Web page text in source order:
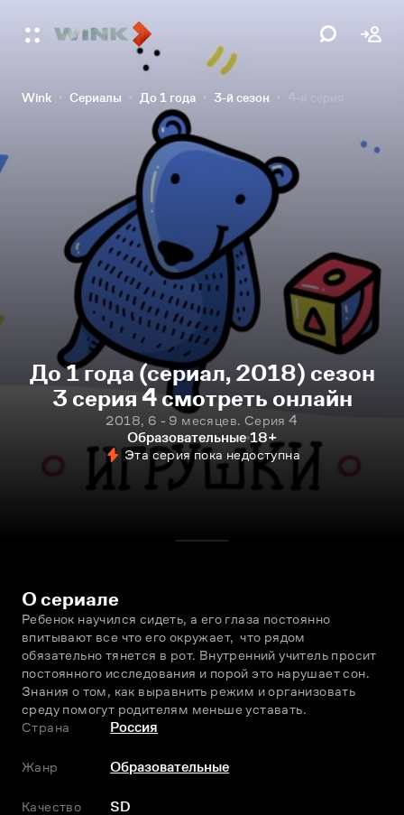
Wink Сериалы До 1 года 3-й сезон
До 1 года (сериал, 2018) сезон
3 серия 4 смотреть онлайн
2018, 6 - 9 месяцев. Серия 4
Образовательные 18+
Эта серия пока недоступна
О сериале
Ребенок научился сидеть, а его глаза постоянно
впитывают все что его окружает,  что рядом
обязательно тянется в рот. Внутренний учитель просит
постоянного исследования и порой это нарушает сон.
Знания о том, как выравнить режим и организовать
среду помогут родителям меньше уставать.
Страна
Россия
Жанр Образовательные
Качество SD